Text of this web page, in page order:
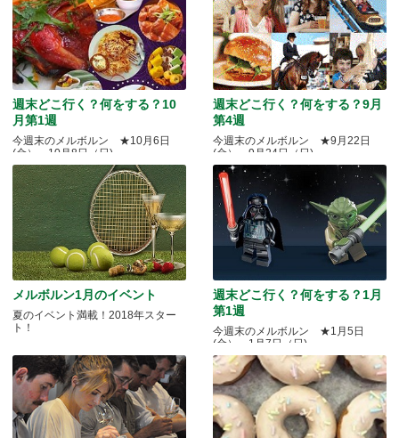
週末どこ行く？何をする？10
月第1週
今週末のメルボルン ★10月6日
(金）～10月8日（日)
週末どこ行く？何をする？9月
第4週
今週末のメルボルン ★9月22日
(金）～9月24日（日)
メルボルン1月のイベント
夏のイベント満載！2018年スター
ト！
週末どこ行く？何をする？1月
第1週
今週末のメルボルン ★1月5日
(金）～1月7日（日)